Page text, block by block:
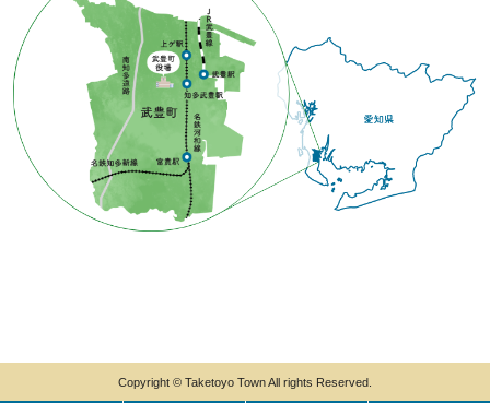
Copyright © Taketoyo Town All rights Reserved.